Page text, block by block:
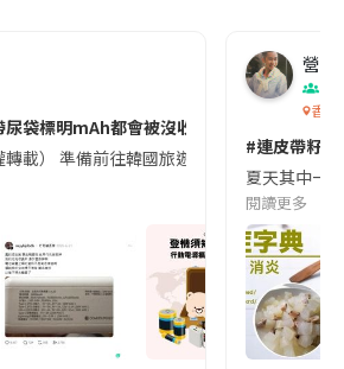
尿袋標明mAh都會被沒收😱出發前切記檢查
轉載） 準備前往韓國旅遊的民眾，近期要
營養
香港
#連皮帶籽
夏天其中一
閱讀更多